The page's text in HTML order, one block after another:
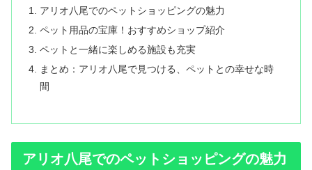
アリオ八尾でのペットショッピングの魅力
ペット用品の宝庫！おすすめショップ紹介
ペットと一緒に楽しめる施設も充実
まとめ：アリオ八尾で見つける、ペットとの幸せな時
間
アリオ八尾でのペットショッピングの魅力